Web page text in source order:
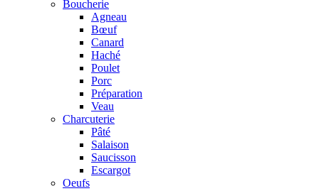
Boucherie
Agneau
Bœuf
Canard
Haché
Poulet
Porc
Préparation
Veau
Charcuterie
Pâté
Salaison
Saucisson
Escargot
Oeufs